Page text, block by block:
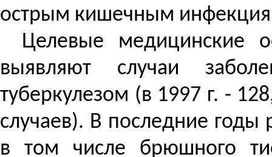
острым кишечным
Целевые медицинские
выявляют случаи
туберкулезом (в 1997 г. -
случаев). В последние
в том числе брюшного